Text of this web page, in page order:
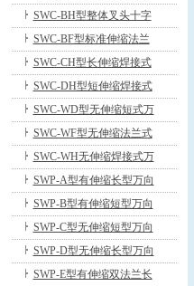
SWC-BH型整体叉头十字
SWC-BF型标准伸缩法兰
SWC-CH型长伸缩焊接式
SWC-DH型短伸缩焊接式
SWC-WD型无伸缩短式万
SWC-WF型无伸缩法兰式
SWC-WH无伸缩焊接式万
SWP-A型有伸缩长型万向
SWP-B型有伸缩短型万向
SWP-C型无伸缩短型万向
SWP-D型无伸缩长型万向
SWP-E型有伸缩双法兰长